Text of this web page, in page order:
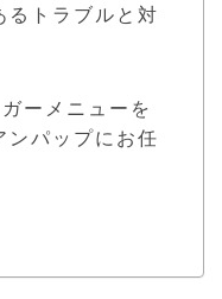
るトラブルと対
ーメニューを
ンパップにお任